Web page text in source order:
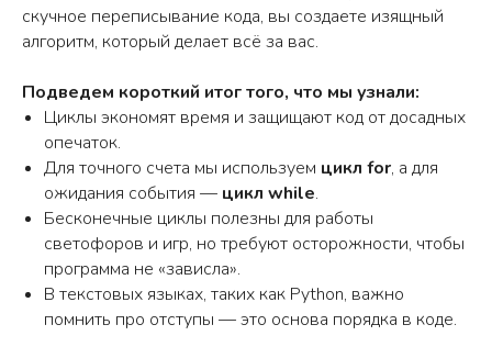
скучное переписывание кода, вы создаете изящный
алгоритм, который делает всё за вас.
Подведем короткий итог того, что мы узнали:
Циклы экономят время и защищают код от досадных
опечаток.
Для точного счета мы используем цикл for, а для
ожидания события — цикл while.
Бесконечные циклы полезны для работы
светофоров и игр, но требуют осторожности, чтобы
программа не «зависла».
В текстовых языках, таких как Python, важно
помнить про отступы — это основа порядка в коде.